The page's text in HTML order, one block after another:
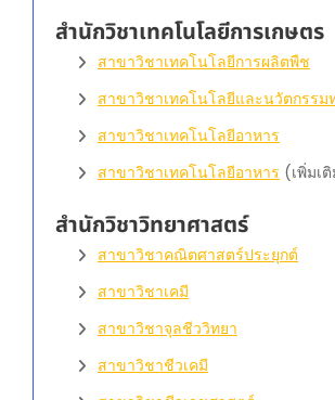
สำนักวิชาเทคโนโลยีการเกษตร
สาขาวิชาเทคโนโลยีการผลิตพืช
สาขาวิชาเทคโนโลยีและนวัตกรรม
สาขาวิชาเทคโนโลยีอาหาร
สาขาวิชาเทคโนโลยีอาหาร (เพิ่มเ
สำนักวิชาวิทยาศาสตร์
สาขาวิชาคณิตศาสตร์ประยุกต์
สาขาวิชาเคมี
สาขาวิชาจุลชีววิทยา
สาขาวิชาชีวเคมี